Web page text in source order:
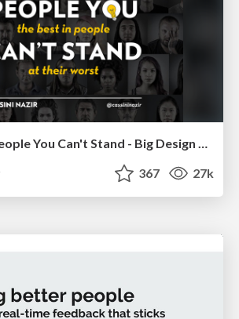
Dealing with People You Can't Stand - Big Design 2015
367 27k